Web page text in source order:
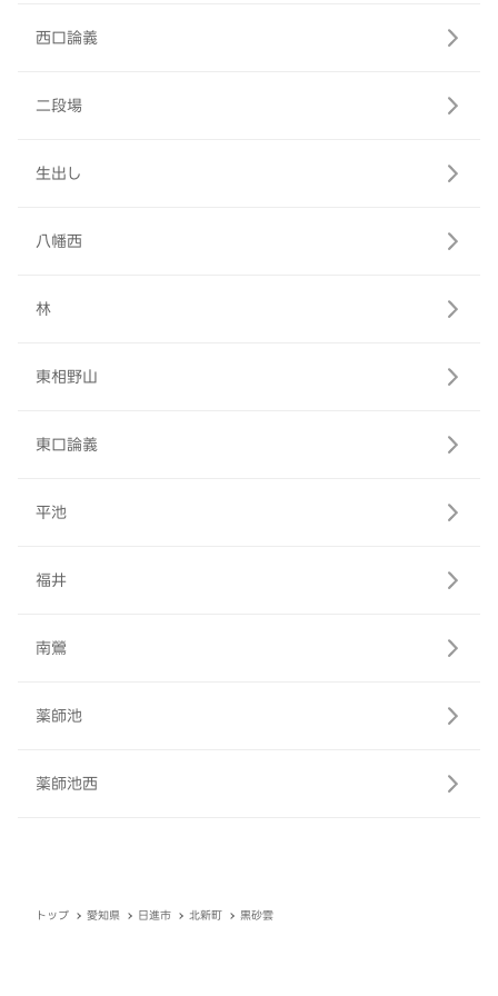
西口論義
二段場
生出し
八幡西
林
東相野山
東口論義
平池
福井
南鶯
薬師池
薬師池西
トップ 愛知県 日進市 北新町 黒砂雲